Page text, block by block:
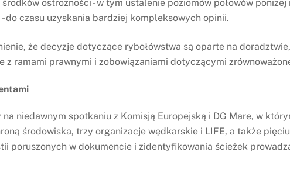
ostrożności - w tym ustalenie poziomów połowów
do czasu uzyskania bardziej kompleksowych opinii.
że decyzje dotyczące rybołówstwa są oparte na
z ramami prawnymi i zobowiązaniami dotyczącymi
niedawnym spotkaniu z Komisją Europejską i DG Mare, w
środowiska, trzy organizacje wędkarskie i LIFE, a także
poruszonych w dokumencie i zidentyfikowania ścieżek